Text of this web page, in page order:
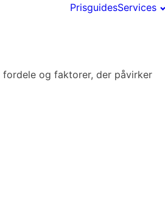
PrisguidesServices
og faktorer, der påvirker